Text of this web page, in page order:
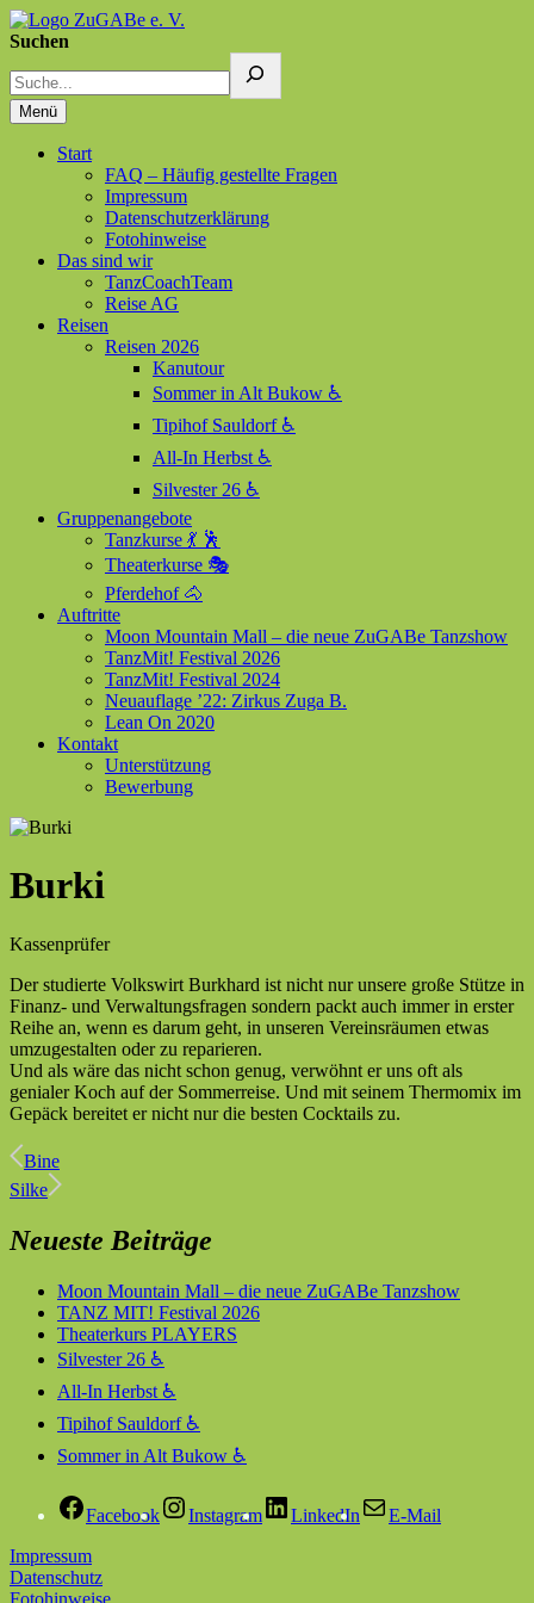
Suchen
Menü
Start
FAQ – Häufig gestellte Fragen
Impressum
Datenschutzerklärung
Fotohinweise
Das sind wir
TanzCoachTeam
Reise AG
Reisen
Reisen 2026
Kanutour
Sommer in Alt Bukow ♿
Tipihof Sauldorf ♿
All-In Herbst ♿
Silvester 26 ♿
Gruppenangebote
Tanzkurse 💃 🕺
Theaterkurse 🎭
Pferdehof 🐴
Auftritte
Moon Mountain Mall – die neue ZuGABe Tanzshow
TanzMit! Festival 2026
TanzMit! Festival 2024
Neuauflage ’22: Zirkus Zuga B.
Lean On 2020
Kontakt
Unterstützung
Bewerbung
Burki
Kassenprüfer
Der studierte Volkswirt Burkhard ist nicht nur unsere große Stütze in
Finanz- und Verwaltungsfragen sondern packt auch immer in erster
Reihe an, wenn es darum geht, in unseren Vereinsräumen etwas
umzugestalten oder zu reparieren.
Und als wäre das nicht schon genug, verwöhnt er uns oft als
genialer Koch auf der Sommerreise. Und mit seinem Thermomix im
Gepäck bereitet er nicht nur die besten Cocktails zu.
Bine
Silke
Neueste Beiträge
Moon Mountain Mall – die neue ZuGABe Tanzshow
TANZ MIT! Festival 2026
Theaterkurs PLAYERS
Silvester 26 ♿
All-In Herbst ♿
Tipihof Sauldorf ♿
Sommer in Alt Bukow ♿
Facebook Instagram LinkedIn
E-Mail
Impressum
Datenschutz
Fotohinweise